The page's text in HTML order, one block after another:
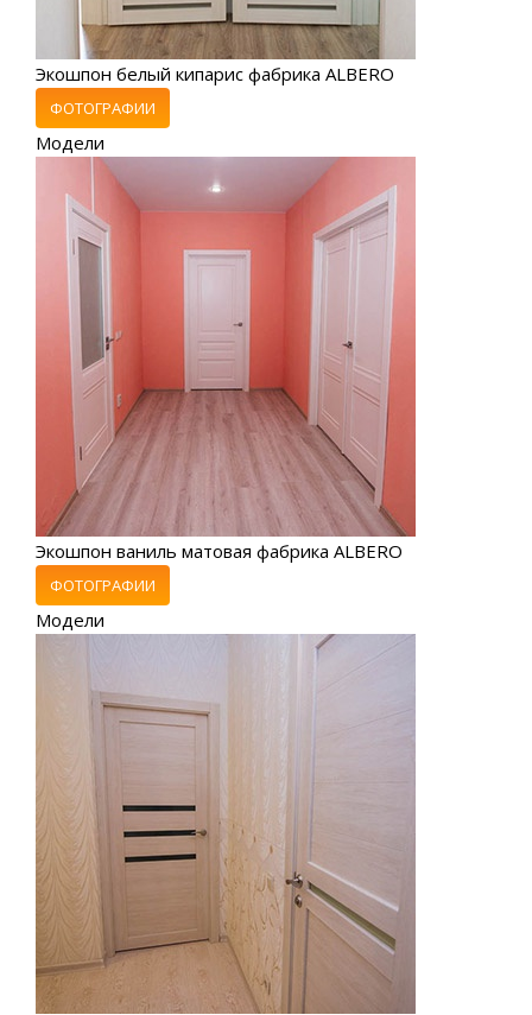
Экошпон белый кипарис фабрика ALBERO
ФОТОГРАФИИ
Модели
Экошпон ваниль матовая фабрика ALBERO
ФОТОГРАФИИ
Модели